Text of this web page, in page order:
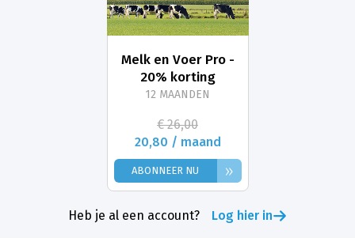
Melk en Voer Pro -
20% korting
12 MAANDEN
€ 26,00
20,80 / maand
ABONNEER NU »
Heb je al een account? Log hier in